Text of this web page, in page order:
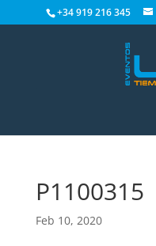
+34 919 216 345
P1100315
Feb 10, 2020